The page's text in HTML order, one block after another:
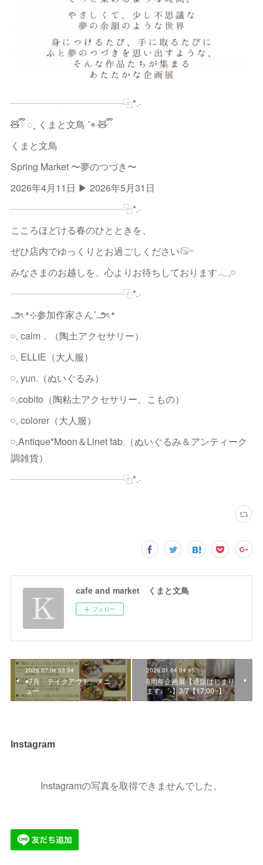
┈┈┈┈┈┈┈┈┈┈┈┈⿻*.·
🧸ྀི ◌˳ くまと文鳥 ˚⌖ 🧸ྀི
くまと文鳥
Spring Market 〜夢のつづき〜
2026年4月11日 ▶︎ 2026年5月31日
┈┈┈┈┈┈┈┈┈┈┈┈⿻*.·
こころほどける春のひとときを、
ぜひ店内でゆっくりとお過ごしください𓅼
みなさまのお越しを、心よりお待ちしております𓂃𓈒𓏸
┈┈┈┈┈┈┈┈┈┈┈┈⿻*.·
.౨ৎ︎‧⁺⊹参加作家さん˚.౨ৎ︎‧⁺
𓏸𓈒 calm．（陶土アクセサリー）
𓏸𓈒 ELLIE（大人服）
𓏸𓈒 yun.（ぬいぐるみ）
𓏸𓈒cobito（陶粘土アクセサリー、こもの）
𓏸𓈒 colorer（大人服）
𓏸𓈒Antique*Moon＆Linet fab.（ぬいぐるみ＆アンティーク
調雑貨）
┈┈┈┈┈┈┈┈┈┈┈┈⿻*.·
cafe and market くまと文鳥
フォロー
2026.07.04 03:04
◉7月「テイクアウト」メニ
ュー
2026.01.04 04:45
8周年企画展【通販はじまり
ます♩ˊ˗】3/7【17:00~】
Instagram
Instagramの写真を取得できませんでした。